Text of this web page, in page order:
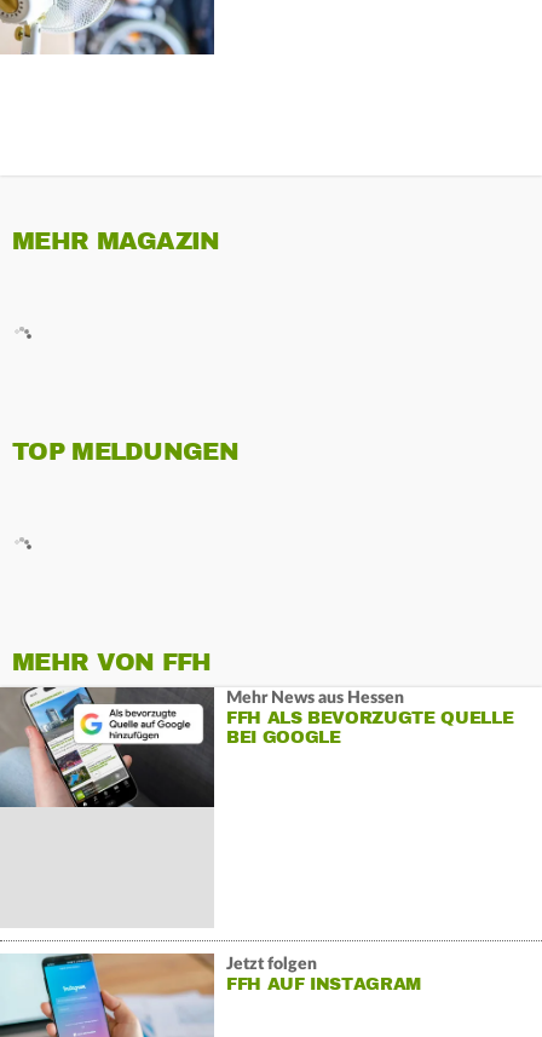
MEHR MAGAZIN
TOP MELDUNGEN
MEHR VON FFH
Mehr News aus Hessen
FFH ALS BEVORZUGTE QUELLE
BEI GOOGLE
Jetzt folgen
FFH AUF INSTAGRAM